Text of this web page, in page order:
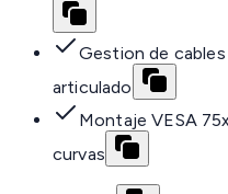
Gestion de
articulado
Montaje VESA
curvas